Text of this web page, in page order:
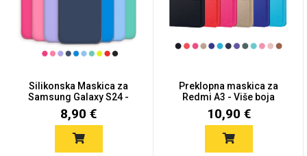
Silikonska Maskica za
Samsung Galaxy S24 -
Viš...
8,90 €
Preklopna maskica za
Redmi A3 - Više boja
10,90 €